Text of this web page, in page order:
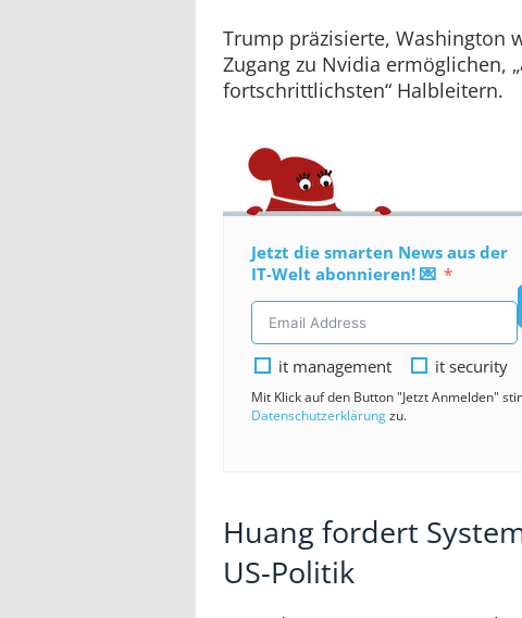
Trump präzisierte, Washington
Zugang zu Nvidia ermöglichen,
fortschrittlichsten“ Halbleitern.
Jetzt die smarten News aus der
IT-Welt abonnieren! 💌
it management it security
Mit Klick auf den Button "Jetzt Anmelden"
Datenschutzerklärungzu.
Huang fordert
US-Politik